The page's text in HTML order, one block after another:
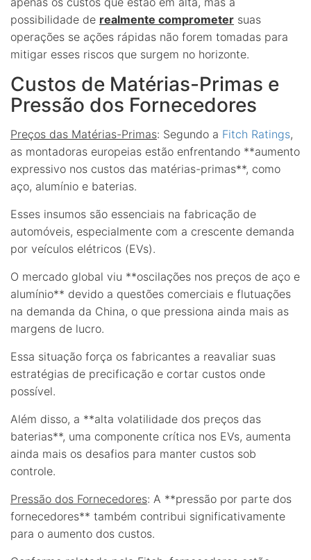
possibilidade de realmente comprometer suas
operações se ações rápidas não forem tomadas para
mitigar esses riscos que surgem no horizonte.
Custos de Matérias-Primas e
Pressão dos Fornecedores
Preços das Matérias-Primas: Segundo a Fitch Ratings,
as montadoras europeias estão enfrentando **aumento
expressivo nos custos das matérias-primas**, como
aço, alumínio e baterias.
Esses insumos são essenciais na fabricação de
automóveis, especialmente com a crescente demanda
por veículos elétricos (EVs).
O mercado global viu **oscilações nos preços de aço e
alumínio** devido a questões comerciais e flutuações
na demanda da China, o que pressiona ainda mais as
margens de lucro.
Essa situação força os fabricantes a reavaliar suas
estratégias de precificação e cortar custos onde
possível.
Além disso, a **alta volatilidade dos preços das
baterias**, uma componente crítica nos EVs, aumenta
ainda mais os desafios para manter custos sob
controle.
Pressão dos Fornecedores: A **pressão por parte dos
fornecedores** também contribui significativamente
para o aumento dos custos.